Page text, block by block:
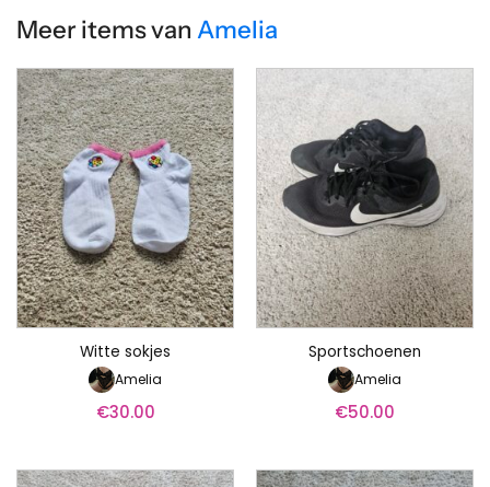
Meer items van Amelia
Witte sokjes
Amelia
€30.00
Sportschoenen
Amelia
€50.00